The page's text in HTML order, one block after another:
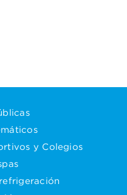
y Colegios